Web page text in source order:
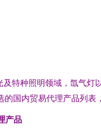
及特种照明领域，氙气灯
国内贸易代理产品列表
产品